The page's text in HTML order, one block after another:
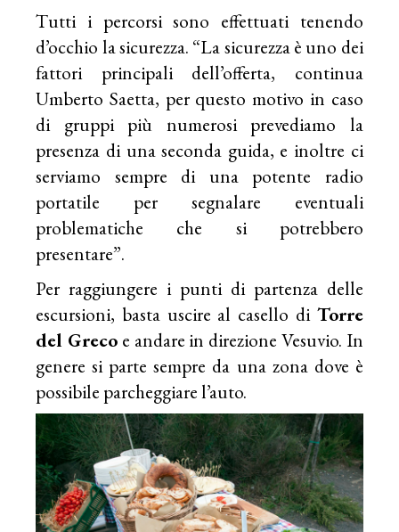
Tutti i percorsi sono effettuati tenendo
d’occhio la sicurezza. “La sicurezza è uno dei
fattori principali dell’offerta, continua
Umberto Saetta, per questo motivo in caso
di gruppi più numerosi prevediamo la
presenza di una seconda guida, e inoltre ci
serviamo sempre di una potente radio
portatile per segnalare eventuali
problematiche che si potrebbero
presentare”.
Per raggiungere i punti di partenza delle
escursioni, basta uscire al casello di Torre
del Greco e andare in direzione Vesuvio. In
genere si parte sempre da una zona dove è
possibile parcheggiare l’auto.